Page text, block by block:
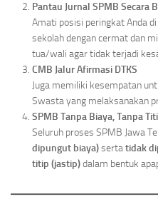
Pantau Jurnal SPMB Secara
Amati posisi peringkat Anda
sekolah dengan cermat dan
tua/wali agar tidak terjadi
CMB Jalur Afirmasi DTKS
Juga memiliki kesempatan
Swasta yang melaksanakan
SPMB Tanpa Biaya, Tanpa
Seluruh proses SPMB Jawa
dipungut biaya)sertatidak
titip (jastip)dalam bentuk